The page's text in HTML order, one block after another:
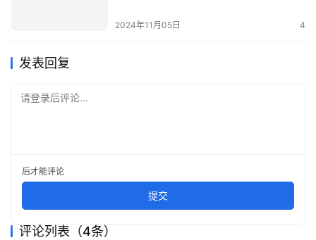
2024年11月05日 4
发表回复
请登录后评论...
后才能评论
提交
评论列表（4条）